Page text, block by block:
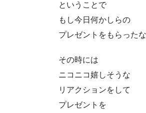
ということで
もし今日何かしらの
プレゼントをもらったな
その時には
ニコニコ嬉しそうな
リアクションをして
プレゼントを